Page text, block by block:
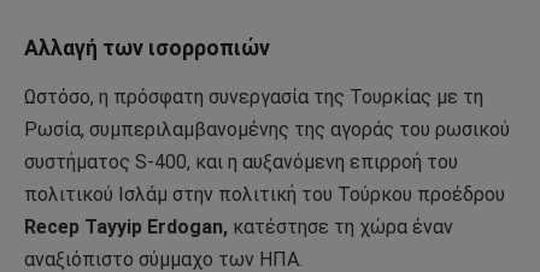
Αλλαγή των ισορροπιών
Ωστόσο, η πρόσφατη συνεργασία της Τουρκίας με τη
Ρωσία, συμπεριλαμβανομένης της αγοράς του ρωσικού
συστήματος S-400, και η αυξανόμενη επιρροή του
πολιτικού Ισλάμ στην πολιτική του Τούρκου προέδρου
Recep Tayyip Erdogan, κατέστησε τη χώρα έναν
αναξιόπιστο σύμμαχο των ΗΠΑ.